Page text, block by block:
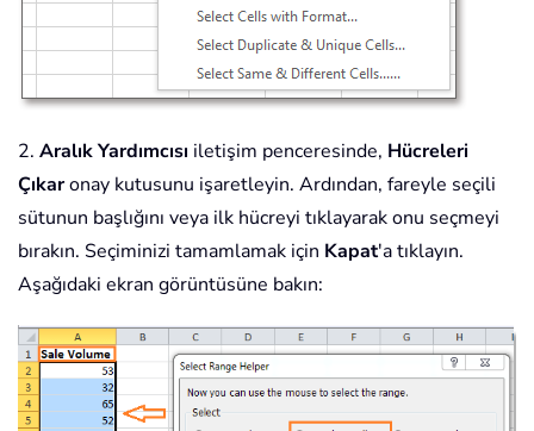
2. Aralık Yardımcısı iletişim penceresinde, Hücreleri
Çıkaronay kutusunu işaretleyin. Ardından, fareyle seçili
sütunun başlığını veya ilk hücreyi tıklayarak onu seçmeyi
bırakın. Seçiminizi tamamlamak için Kapat'a tıklayın.
Aşağıdaki ekran görüntüsüne bakın: